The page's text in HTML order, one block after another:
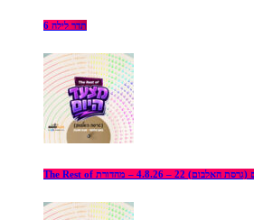
תדר לילה 6